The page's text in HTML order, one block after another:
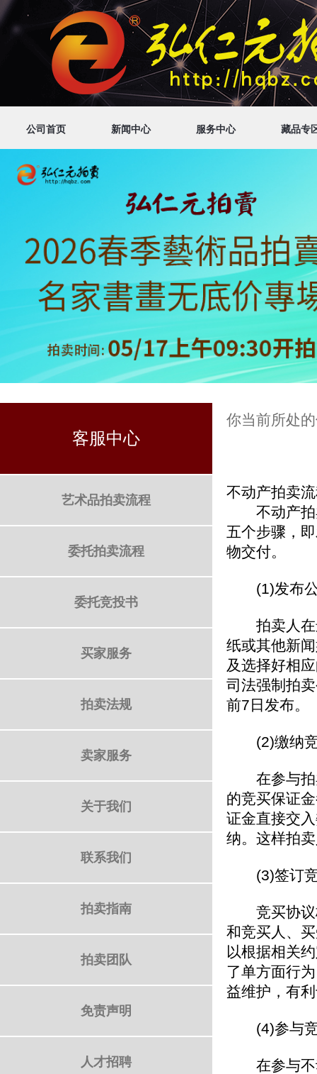
公司首页 新闻中心 服务中心 藏品专
客服中心
艺术品拍卖流程
委托拍卖流程
委托竞投书
买家服务
拍卖法规
卖家服务
关于我们
联系我们
拍卖指南
拍卖团队
免责声明
人才招聘
你当前所处
不动产拍卖
不动产拍卖
五个步骤，
物交付。
(1)发布
拍卖人在进
纸或其他新
及选择好相
司法强制拍
前7日发布。
(2)缴纳竞
在参与拍卖
的竞买保证
证金直接交
纳。这样拍
(3)签订竞
竞买协议格
和竞买人、
以根据相关
了单方面行
益维护，有
(4)参与
在参与不动